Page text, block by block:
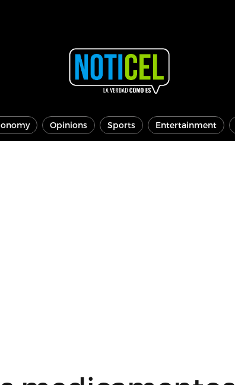
Opinions Sports Entertainment